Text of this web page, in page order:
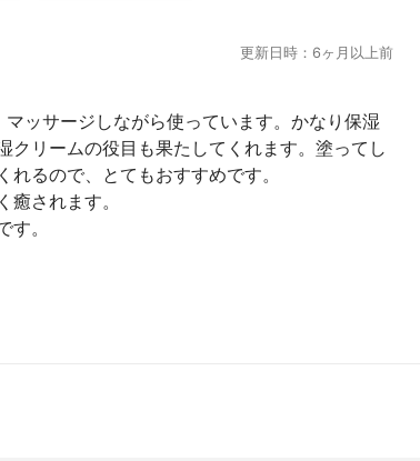
更新日時：6ヶ月以上前
ッサージしながら使っています。かなり保湿
クリームの役目も果たしてくれます。塗ってし
るので、とてもおすすめです。
されます。
。